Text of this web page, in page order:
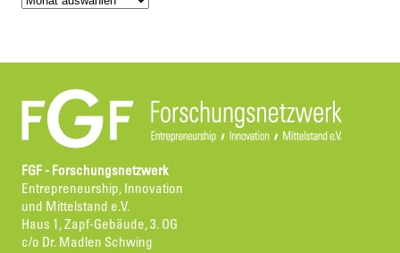
FGF - Forschungsnetzwerk
Entrepreneurship, Innovation
und Mittelstand e.V.
Haus 1, Zapf-Gebäude, 3. OG
c/o Dr. Madlen Schwing